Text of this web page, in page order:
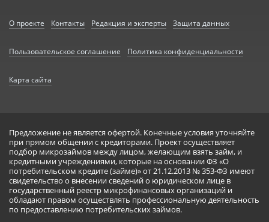
О проекте Контакты Редакция и эксперты Защита данных
Пользовательское соглашение Политика конфиденциальности
Карта сайта
Предложение не является офертой. Конечные условия уточняйте
при прямом общении с кредиторами. Проект осуществляет
подбор микрозаймов между лицом, желающим взять займ, и
кредитными учреждениями, которые на основании ФЗ «О
потребительском кредите (займе)» от 21.12.2013 № 353-ФЗ имеют
свидетельство о внесении сведений о юридическом лице в
государственный реестр микрофинансовых организаций и
обладают правом осуществлять профессиональную деятельность
по предоставлению потребительских займов.